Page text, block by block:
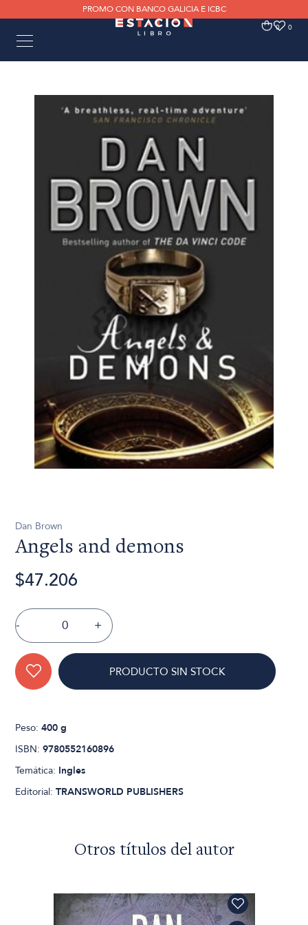
PROMO CON BANCO GALICIA E ICBC
0 0
Dan Brown
Angels and demons
$47.206
- +
PRODUCTO SIN STOCK
Peso:400 g
ISBN:9780552160896
Temática: Ingles
Editorial:TRANSWORLD PUBLISHERS
Otros títulos del autor